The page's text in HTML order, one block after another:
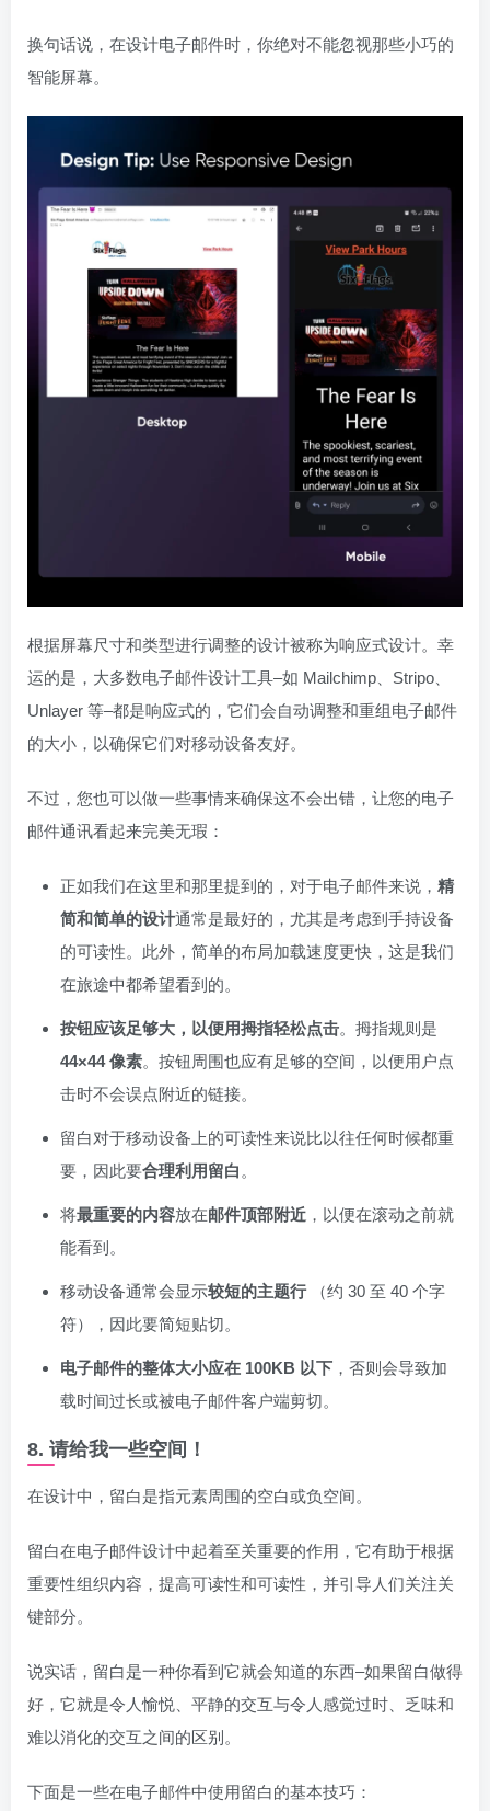
换句话说，在设计电子邮件时，你绝对不能忽视那些小巧的
智能屏幕。
根据屏幕尺寸和类型进行调整的设计被称为响应式设计。幸
运的是，大多数电子邮件设计工具–如 Mailchimp、Stripo、
Unlayer 等–都是响应式的，它们会自动调整和重组电子邮件
的大小，以确保它们对移动设备友好。
不过，您也可以做一些事情来确保这不会出错，让您的电子
邮件通讯看起来完美无瑕：
正如我们在这里和那里提到的，对于电子邮件来说， 精
简和简单的设计通常是最好的，尤其是考虑到手持设备
的可读性。此外，简单的布局加载速度更快，这是我们
在旅途中都希望看到的。
按钮应该足够大，以便用拇指轻松点击。拇指规则是
44×44 像素。按钮周围也应有足够的空间，以便用户点
击时不会误点附近的链接。
留白对于移动设备上的可读性来说比以往任何时候都重
要，因此要合理利用留白 。
将最重要的内容放在邮件顶部附近 ，以便在滚动之前就
能看到。
移动设备通常会显示较短的主题行
（约 30 至 40 个字
符），因此要简短贴切。
电子邮件的整体大小应在 100KB 以下 ，否则会导致加
载时间过长或被电子邮件客户端剪切。
8. 请给我一些空间！
在设计中，留白是指元素周围的空白或负空间。
留白在电子邮件设计中起着至关重要的作用，它有助于根据
重要性组织内容，提高可读性和可读性，并引导人们关注关
键部分。
说实话，留白是一种你看到它就会知道的东西–如果留白做得
好，它就是令人愉悦、平静的交互与令人感觉过时、乏味和
难以消化的交互之间的区别。
下面是一些在电子邮件中使用留白的基本技巧：